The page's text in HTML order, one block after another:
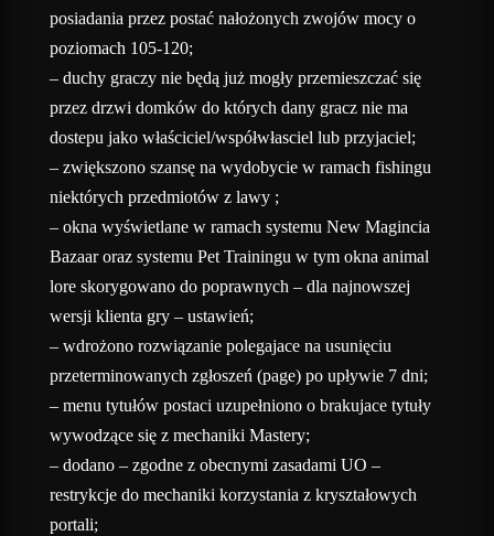
posiadania przez postać nałożonych zwojów mocy o
poziomach 105-120;
– duchy graczy nie będą już mogły przemieszczać się
przez drzwi domków do których dany gracz nie ma
dostepu jako właściciel/współwłasciel lub przyjaciel;
– zwiększono szansę na wydobycie w ramach fishingu
niektórych przedmiotów z lawy ;
– okna wyświetlane w ramach systemu New Magincia
Bazaar oraz systemu Pet Trainingu w tym okna animal
lore skorygowano do poprawnych – dla najnowszej
wersji klienta gry – ustawień;
– wdrożono rozwiązanie polegajace na usunięciu
przeterminowanych zgłoszeń (page) po upływie 7 dni;
– menu tytułów postaci uzupełniono o brakujace tytuły
wywodzące się z mechaniki Mastery;
– dodano – zgodne z obecnymi zasadami UO –
restrykcje do mechaniki korzystania z kryształowych
portali;